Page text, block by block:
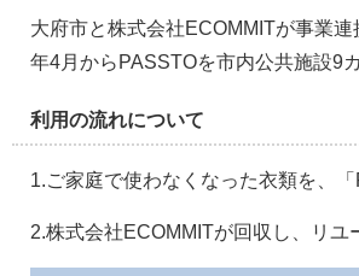
大府市と株式会社ECOMMITが事業
年4月からPASSTOを市内公共施設9
利用の流れについて
1.ご家庭で使わなくなった衣類を、
2.株式会社ECOMMITが回収し、リユ